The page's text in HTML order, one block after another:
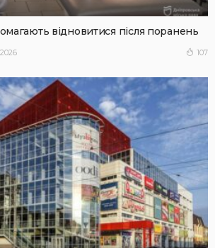
відновитися після поранень
107